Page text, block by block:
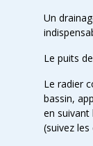
Un
Le puits
Le radier
bassin,
en
(suivez